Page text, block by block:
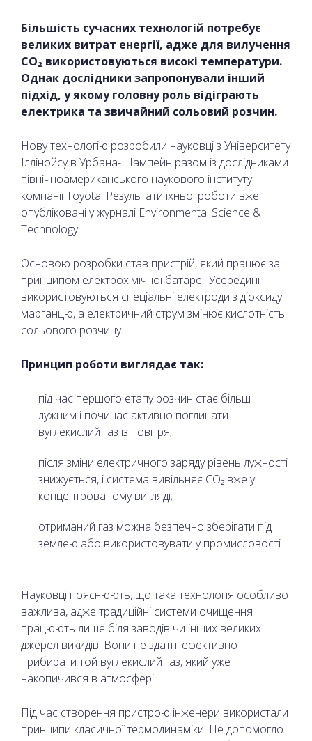
Більшість сучасних технологій потребує
великих витрат енергії, адже для вилучення
CO₂ використовуються високі температури.
Однак дослідники запропонували інший
підхід, у якому головну роль відіграють
електрика та звичайний сольовий розчин.
Нову технологію розробили науковці з Університету
Іллінойсу в Урбана-Шампейн разом із дослідниками
північноамериканського наукового інституту
компанії Toyota. Результати їхньої роботи вже
опубліковані у журналі Environmental Science &
Technology.
Основою розробки став пристрій, який працює за
принципом електрохімічної батареї. Усередині
використовуються спеціальні електроди з діоксиду
марганцю, а електричний струм змінює кислотність
сольового розчину.
Принцип роботи виглядає так:
під час першого етапу розчин стає більш
лужним і починає активно поглинати
вуглекислий газ із повітря;
після зміни електричного заряду рівень лужності
знижується, і система вивільняє CO₂ вже у
концентрованому вигляді;
отриманий газ можна безпечно зберігати під
землею або використовувати у промисловості.
Науковці пояснюють, що така технологія особливо
важлива, адже традиційні системи очищення
працюють лише біля заводів чи інших великих
джерел викидів. Вони не здатні ефективно
прибирати той вуглекислий газ, який уже
накопичився в атмосфері.
Під час створення пристрою інженери використали
принципи класичної термодинаміки. Це допомогло